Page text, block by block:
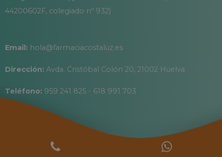
44200602F, colegiado nº 932)
Email: hola@farmaciacostaluz.es
Dirección: Avda. Cristóbal Colón 20, 21002 Huelva
Teléfono: 959 241 825 - 618 991 703